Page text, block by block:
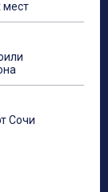
мест
Сочи